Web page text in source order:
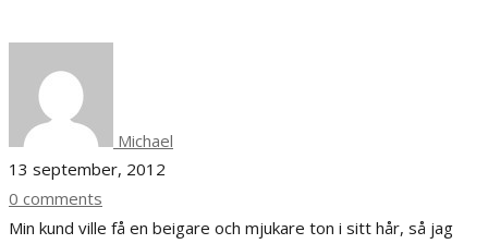
Michael
13 september, 2012
0 comments
Min kund ville få en beigare och mjukare ton i sitt hår, så jag